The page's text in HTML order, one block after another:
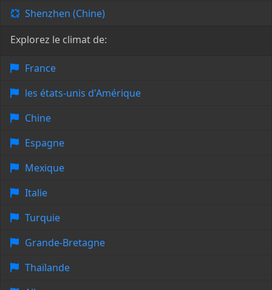
Shenzhen (Chine)
Explorez le climat de:
France
les états-unis d'Amérique
Chine
Espagne
Mexique
Italie
Turquie
Grande-Bretagne
Thaïlande